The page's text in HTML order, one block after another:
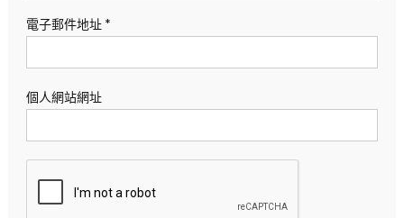
電子郵件地址 *
個人網站網址